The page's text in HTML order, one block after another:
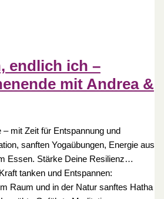
endlich ich –
mit Andrea &
mit Zeit für Entspannung und
sanften Yogaübungen, Energie aus
Essen. Stärke Deine Resilienz…
tanken und Entspannen:
Raum und in der Natur sanftes Hatha